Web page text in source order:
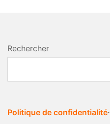
Rechercher
Politique de confidentialité·